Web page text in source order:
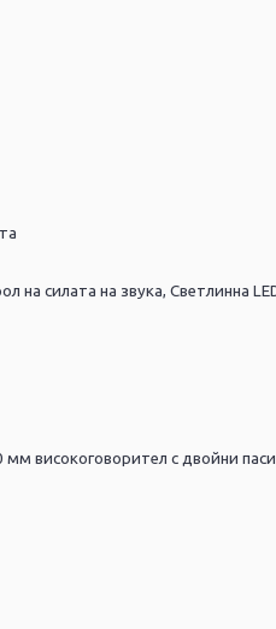
на силата на звука, Светлинна
мм високоговорител с двойни